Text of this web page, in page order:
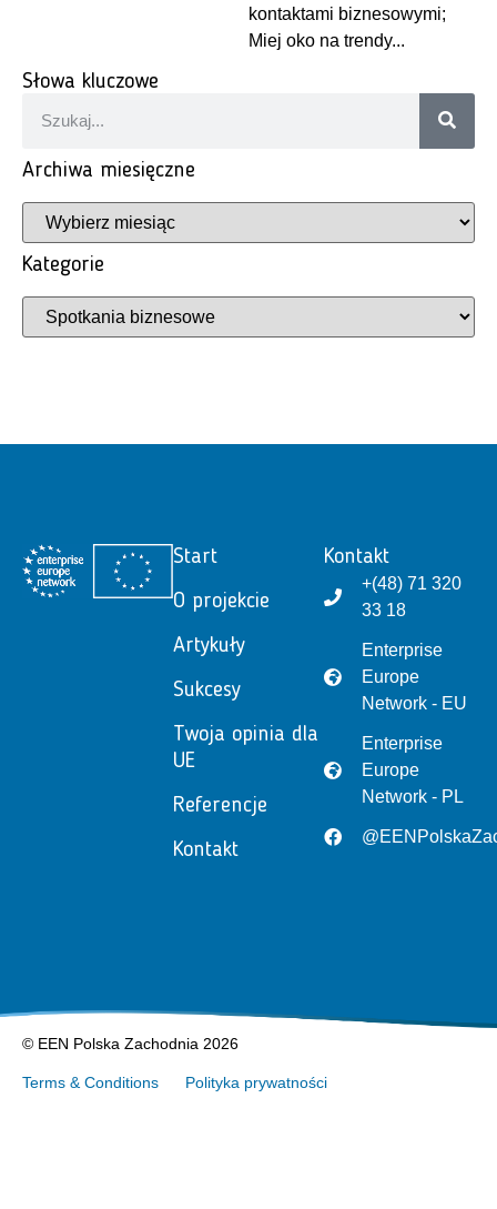
kontaktami biznesowymi;
Miej oko na trendy...
Słowa kluczowe
Archiwa miesięczne
Kategorie
Start
O projekcie
Artykuły
Sukcesy
Twoja opinia dla
UE
Referencje
Kontakt
Kontakt
+(48) 71 320
33 18
Enterprise
Europe
Network - EU
Enterprise
Europe
Network - PL
© EEN Polska Zachodnia 2026
Terms & Conditions Polityka prywatności